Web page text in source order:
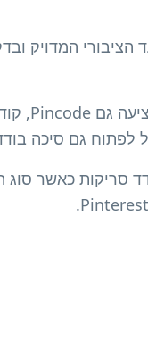
המדויק
לפתוח גם סיכה